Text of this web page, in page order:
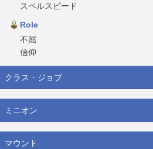
スペルスピード
Role
不屈
信仰
クラス・ジョブ
ミニオン
マウント